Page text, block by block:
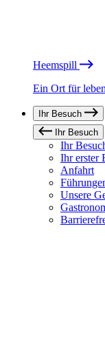
Heemspill
Ein Ort für
Ihr Besuch
Ihr Besuch
Ihr
Ihr erster
Anfahrt
Unsere